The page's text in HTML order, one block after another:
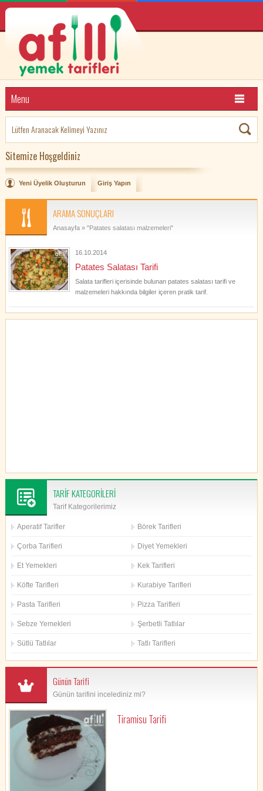
Menu
Sitemize Hoşgeldiniz
Yeni Üyelik Oluşturun Giriş Yapın
ARAMA SONUÇLARI
Anasayfa» "Patates salatası malzemeleri"
16.10.2014
Patates Salatası Tarifi
Salata tarifleri içerisinde bulunan patates salatası tarifi ve
malzemeleri hakkında bilgiler içeren pratik tarif.
TARİF KATEGORİLERİ
Tarif Kategorilerimiz
Aperatif Tarifler Börek Tarifleri
Çorba Tarifleri Diyet Yemekleri
Et Yemekleri Kek Tarifleri
Köfte Tarifleri Kurabiye Tarifleri
Pasta Tarifleri Pizza Tarifleri
Sebze Yemekleri Şerbetli Tatlılar
Sütlü Tatlılar Tatlı Tarifleri
Günün Tarifi
Günün tarifini incelediniz mi?
Tiramisu Tarifi